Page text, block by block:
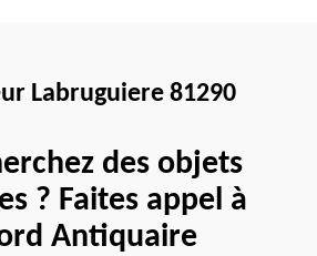
Labruguiere 81290
des objets
? Faites appel à
Antiquaire